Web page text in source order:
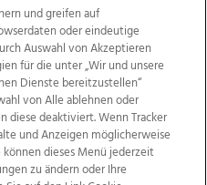
und greifen auf
oder eindeutige
Auswahl von Akzeptieren
für die unter „Wir und unsere
Dienste bereitzustellen“
von Alle ablehnen oder
diese deaktiviert. Wenn Tracker
und Anzeigen möglicherweise
dieses Menü jederzeit
zu ändern oder Ihre